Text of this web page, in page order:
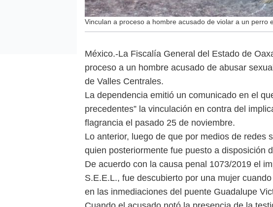
Vinculan a proceso a hombre acusado de violar a un perro
México.-La Fiscalía General del Estado de
proceso a un hombre acusado de abusar
de Valles Centrales.
La dependencia emitió un comunicado en el
precedentes” la vinculación en contra del
flagrancia el pasado 25 de noviembre.
Lo anterior, luego de que por medios de redes
quien posteriormente fue puesto a disposición
De acuerdo con la causa penal 1073/2019 el
S.E.E.L., fue descubierto por una mujer
en las inmediaciones del puente Guadalupe